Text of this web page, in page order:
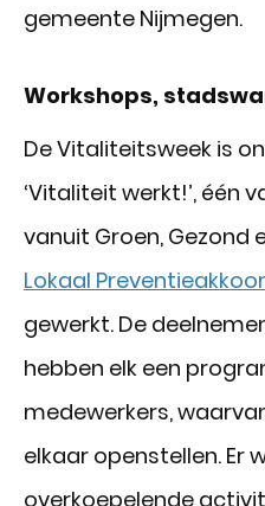
gemeente Nijmegen.
Workshops,
De Vitaliteitsweek is
‘Vitaliteit werkt!’, één
vanuit Groen, Gezond
Lokaal
gewerkt. De
hebben elk een
medewerkers,
elkaar openstellen. Er
overkoepelende